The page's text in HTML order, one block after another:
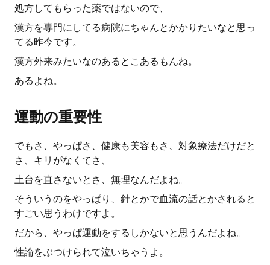
処方してもらった薬ではないので、
漢方を専門にしてる病院にちゃんとかかりたいなと思っ
てる昨今です。
漢方外来みたいなのあるとこあるもんね。
あるよね。
運動の重要性
でもさ、やっぱさ、健康も美容もさ、対象療法だけだと
さ、キリがなくてさ、
土台を直さないとさ、無理なんだよね。
そういうのをやっぱり、針とかで血流の話とかされると
すごい思うわけですよ。
だから、やっぱ運動をするしかないと思うんだよね。
性論をぶつけられて泣いちゃうよ。